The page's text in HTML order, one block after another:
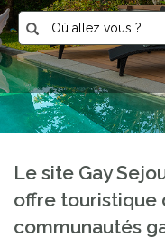
Le site Gay
offre touristique
communautés